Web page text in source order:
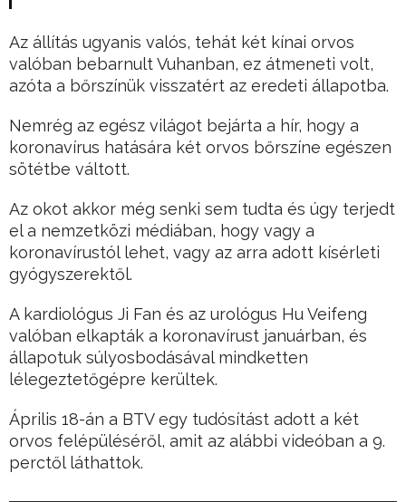
Az állítás ugyanis valós, tehát két kínai orvos
valóban bebarnult Vuhanban, ez átmeneti volt,
azóta a bőrszínük visszatért az eredeti állapotba.
Nemrég az egész világot bejárta a hír, hogy a
koronavírus hatására két orvos bőrszíne egészen
sötétbe váltott.
Az okot akkor még senki sem tudta és úgy terjedt
el a nemzetközi médiában, hogy vagy a
koronavírustól lehet, vagy az arra adott kísérleti
gyógyszerektől.
A kardiológus Ji Fan és az urológus Hu Veifeng
valóban elkapták a koronavírust januárban, és
állapotuk súlyosbodásával mindketten
lélegeztetőgépre kerültek.
Április 18-án a BTV egy tudósítást adott a két
orvos felépüléséről, amit az alábbi videóban a 9.
perctől láthattok.